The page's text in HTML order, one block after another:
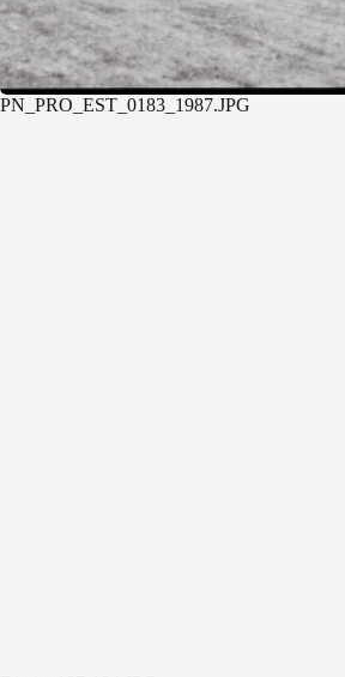
PN_PRO_EST_0183_1987.JPG